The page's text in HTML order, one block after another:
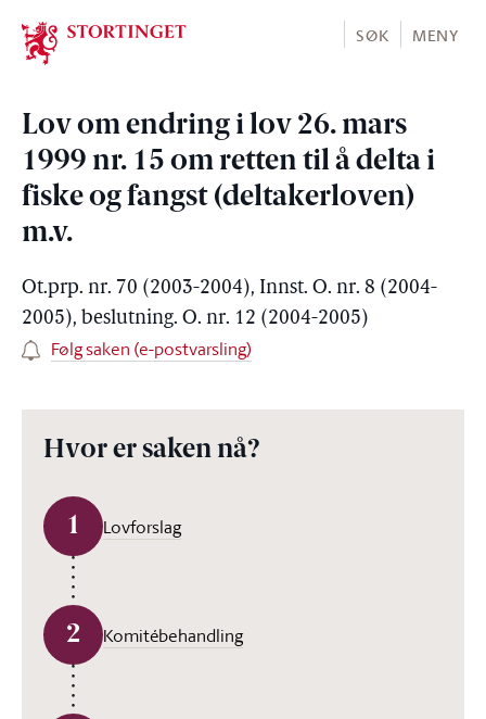
Stortinget.no
SØK MENY
Lov om endring i lov 26. mars
1999 nr. 15 om retten til å delta i
fiske og fangst (deltakerloven)
m.v.
Ot.prp. nr. 70 (2003-2004), Innst. O. nr. 8 (2004-
2005), beslutning. O. nr. 12 (2004-2005)
Følg saken (e-postvarsling)
Hvor er saken nå?
1 Lovforslag
2 Komitébehandling